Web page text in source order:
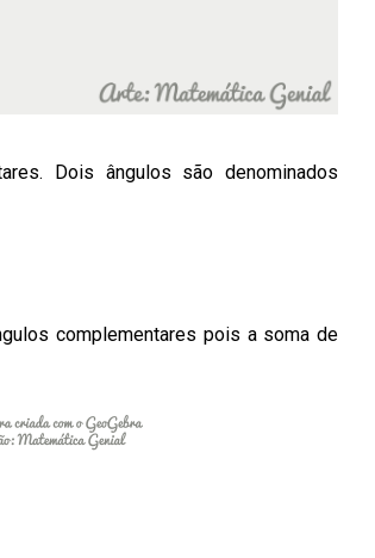
Dois ângulos são denominados
complementares pois a soma de